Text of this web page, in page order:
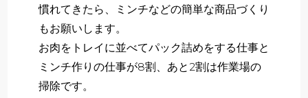
慣れてきたら、ミンチなどの簡単な商品づくり
もお願いします。
お肉をトレイに並べてパック詰めをする仕事と
ミンチ作りの仕事が8割、あと2割は作業場の
掃除です。